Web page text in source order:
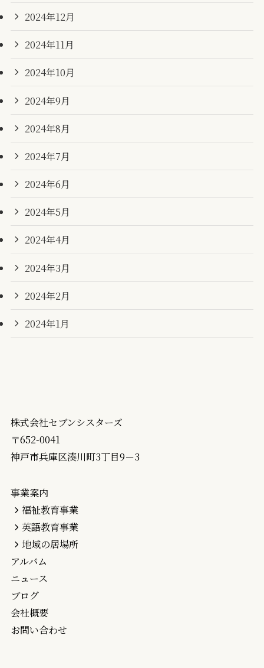
2024年12月
2024年11月
2024年10月
2024年9月
2024年8月
2024年7月
2024年6月
2024年5月
2024年4月
2024年3月
2024年2月
2024年1月
株式会社セブンシスターズ
〒652-0041
神戸市兵庫区湊川町3丁目9－3
事業案内
福祉教育事業
英語教育事業
地域の居場所
アルバム
ニュース
ブログ
会社概要
お問い合わせ